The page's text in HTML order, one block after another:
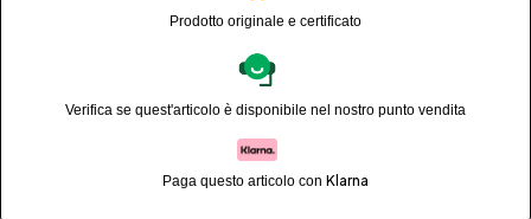
Prodotto originale e certificato
Verifica se quest'articolo è disponibile nel nostro punto vendita
Paga questo articolo con Klarna